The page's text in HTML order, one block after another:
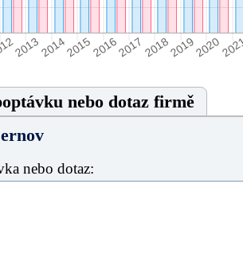
nebo dotaz firmě
nebo dotaz: